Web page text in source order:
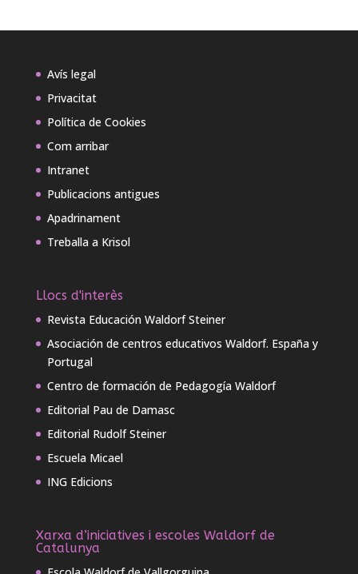
Avís legal
Privacitat
Política de Cookies
Com arribar
Intranet
Publicacions antigues
Apadrinament
Treballa a Krisol
Llocs d'interès
Revista Educación Waldorf Steiner
Asociación de centros educativos Waldorf. España y
Portugal
Centro de formación de Pedagogía Waldorf
Editorial Pau de Damasc
Editorial Rudolf Steiner
Escuela Micael
ING Edicions
Xarxa d’iniciatives i escoles Waldorf de
Catalunya